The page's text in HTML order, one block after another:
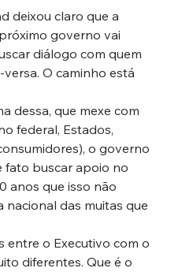
deixou claro que a
governo vai
diálogo com quem
O caminho está
dessa, que mexe com
federal, Estados,
o governo
fato buscar apoio no
anos que isso não
nacional das muitas que
entre o Executivo com o
diferentes. Que é o